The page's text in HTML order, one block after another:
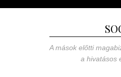
A mások előtti
a hivatásos